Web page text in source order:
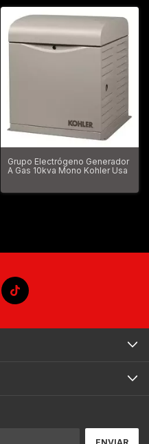
Grupo Electrógeno Generador
A Gas 10kva Mono Kohler Usa